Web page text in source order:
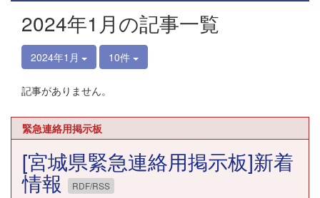
2024年1月の記事一覧
2024年1月 10件
記事がありません。
緊急連絡用掲示板
[宮城県緊急連絡用掲示板]新着
情報 RDF/RSS